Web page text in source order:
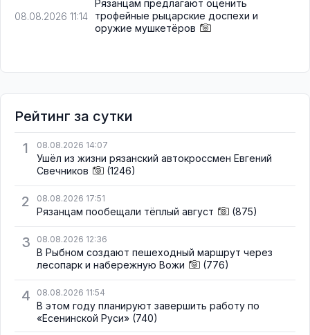
08.08.2026 11:14
Рязанцам предлагают оценить
трофейные рыцарские доспехи и
оружие мушкетёров
Рейтинг за сутки
1
08.08.2026 14:07
Ушёл из жизни рязанский автокроссмен Евгений
Свечников
(1246)
2 08.08.2026 17:51
Рязанцам пообещали тёплый август (875)
3 08.08.2026 12:36
В Рыбном создают пешеходный маршрут через
лесопарк и набережную Вожи
(776)
4 08.08.2026 11:54
В этом году планируют завершить работу по
«Есенинской Руси» (740)